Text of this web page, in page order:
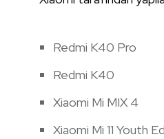
Redmi K40 Pro
Redmi K40
Xiaomi Mi MIX 4
Xiaomi Mi 11 Youth